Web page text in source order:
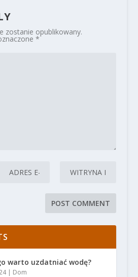
zostanie opublikowany.
*
warto uzdatniać wodę?
| Dom